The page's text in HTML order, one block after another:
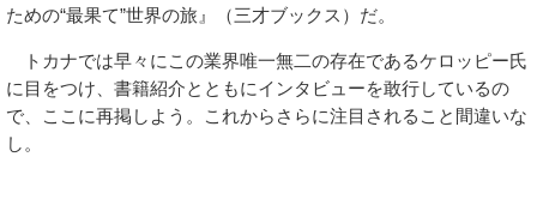
ための“最果て”世界の旅』（三才ブックス）だ。
トカナでは早々にこの業界唯一無二の存在であるケロッピー氏
に目をつけ、書籍紹介とともにインタビューを敢行しているの
で、ここに再掲しよう。これからさらに注目されること間違いな
し。